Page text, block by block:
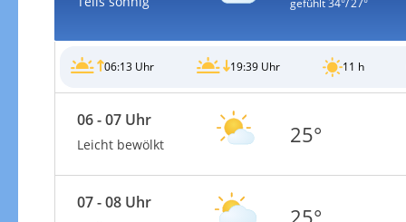
gefühlt34°/ 27°
06:13 Uhr 19:39 Uhr 11 h
06 - 07 Uhr
Leicht bewölkt 25°
07 - 08 Uhr
25°
Windgeschwindigkeiten